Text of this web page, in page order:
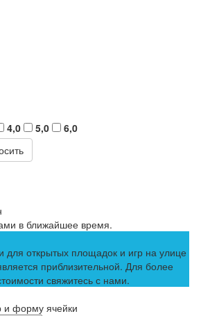
4,0 5,0
6,0
в ближайшее время.
для открытых площадок и игр на улице
приблизительной. Для более
свяжитесь с нами.
и форму ячейки